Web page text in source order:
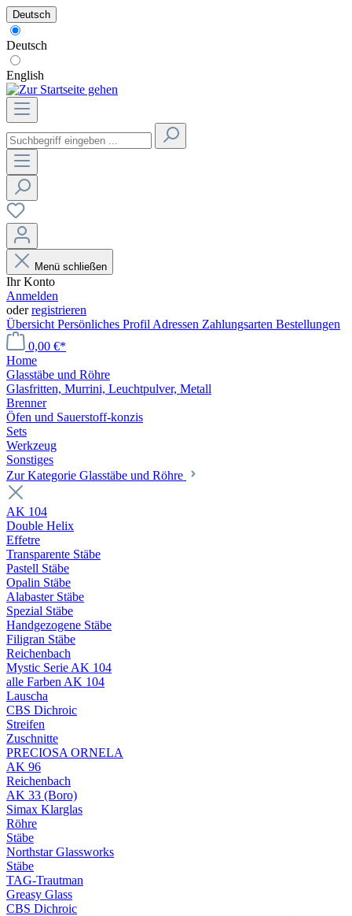
Deutsch
Deutsch
English
Menü schließen
Ihr Konto
Anmelden
oderregistrieren
Übersicht Persönliches Profil Adressen Zahlungsarten Bestellungen
0,00 €*
Home
Glasstäbe und Röhre
Glasfritten, Murrini, Leuchtpulver, Metall
Brenner
Öfen und Sauerstoff-konzis
Sets
Werkzeug
Sonstiges
Zur Kategorie Glasstäbe und Röhre
AK 104
Double Helix
Effetre
Transparente Stäbe
Pastell Stäbe
Opalin Stäbe
Alabaster Stäbe
Spezial Stäbe
Handgezogene Stäbe
Filigran Stäbe
Reichenbach
Mystic Serie AK 104
alle Farben AK 104
Lauscha
CBS Dichroic
Streifen
Zuschnitte
PRECIOSA ORNELA
AK 96
Reichenbach
AK 33 (Boro)
Simax Klarglas
Röhre
Stäbe
Northstar Glassworks
Stäbe
TAG-Trautman
Greasy Glass
CBS Dichroic